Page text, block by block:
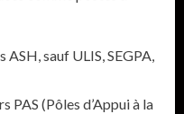
ASH, sauf ULIS, SEGPA,
PAS (Pôles d’Appui à la